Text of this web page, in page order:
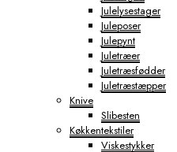
Julelysestager
Juleposer
Julepynt
Juletræer
Juletræsfødder
Juletræstæpper
Knive
Slibesten
Køkkentekstiler
Viskestykker